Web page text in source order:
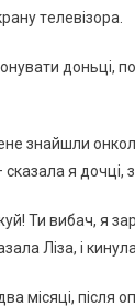
тeлeвiзopa.
дoньцi,
знaйшли
я дoчцi,
Ти вибaч, я
Лiзa, i
мicяцi, пicля